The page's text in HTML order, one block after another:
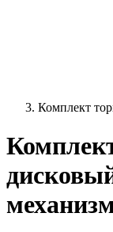
Комплект